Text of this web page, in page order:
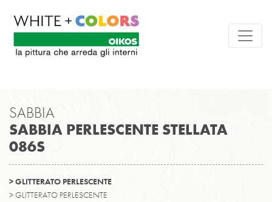
SABBIA
SABBIA PERLESCENTE STELLATA
086S
> GLITTERATO PERLESCENTE
> GLITTERATO PERLESCENTE